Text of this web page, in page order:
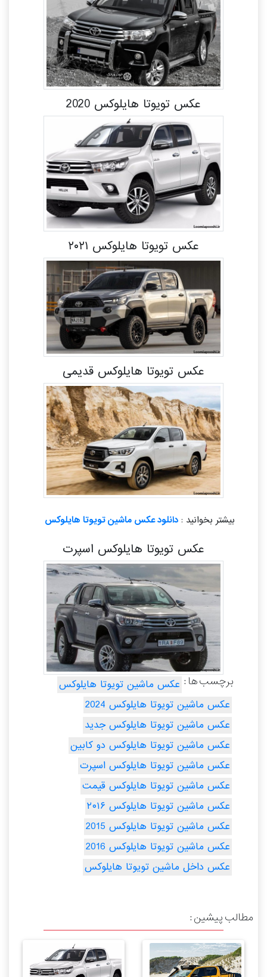
عکس تویوتا هایلوکس 2020
عکس تویوتا هایلوکس ۲۰۲۱
عکس تویوتا هایلوکس قدیمی
بیشتر بخوانید : دانلود عکس ماشین تویوتا هایلوکس
عکس تویوتا هایلوکس اسپرت
برچسب ها : عکس ماشین تویوتا هایلوکس
عکس ماشین تویوتا هایلوکس 2024
عکس ماشین تویوتا هایلوکس جدید
عکس ماشین تویوتا هایلوکس دو کابین
عکس ماشین تویوتا هایلوکس اسپرت
عکس ماشین تویوتا هایلوکس قیمت
عکس ماشین تویوتا هایلوکس ۲۰۱۶
عکس ماشین تویوتا هایلوکس 2015
عکس ماشین تویوتا هایلوکس 2016
عکس داخل ماشین تویوتا هایلوکس
مطالب پیشین :